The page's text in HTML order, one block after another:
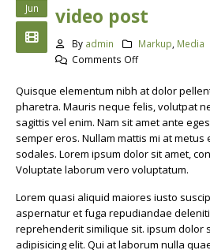
Jun
video post
By admin Markup Media
Comments Offon
is
a
standard
embedded
video
post
Quisque elementum nibh at dolor
pharetra. Mauris neque felis, volutpat
sagittis vel enim. Nam sit amet ante
semper eros. Nullam mattis mi at
sodales. Lorem ipsum dolor sit amet,
Voluptate laborum vero voluptatum.
Lorem quasi aliquid maiores iusto
aspernatur et fuga repudiandae
reprehenderit similique sit. ipsum dolor
adipisicing elit. Qui at laborum nulla